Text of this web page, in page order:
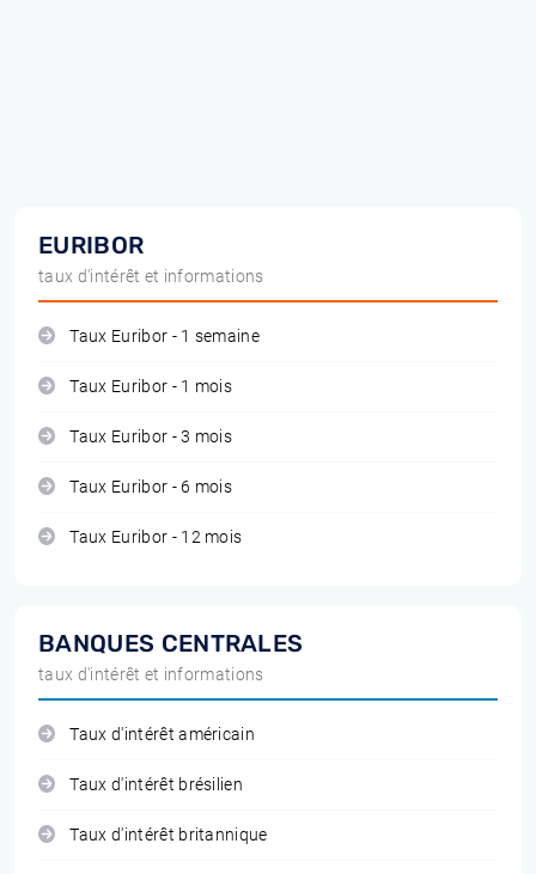
EURIBOR
taux d'intérêt et informations
Taux Euribor - 1 semaine
Taux Euribor - 1 mois
Taux Euribor - 3 mois
Taux Euribor - 6 mois
Taux Euribor - 12 mois
BANQUES CENTRALES
taux d'intérêt et informations
Taux d'intérêt américain
Taux d'intérêt brésilien
Taux d'intérêt britannique